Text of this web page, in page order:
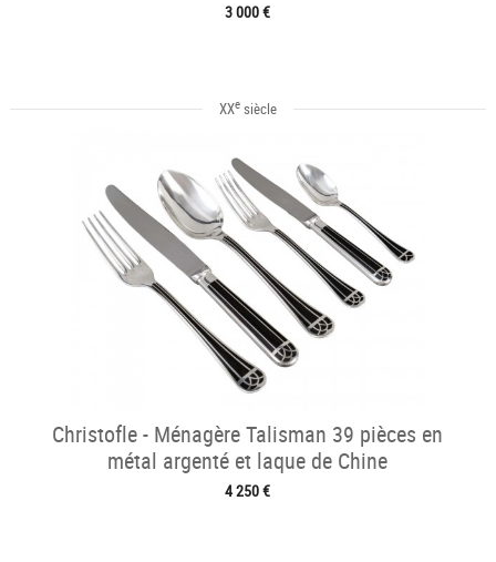
3 000 €
XXesiècle
Christofle - Ménagère Talisman 39 pièces en
métal argenté et laque de Chine
4 250 €